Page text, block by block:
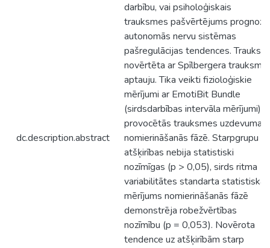
dc.description.abstract
darbību, vai psiholoģiskais
trauksmes pašvērtējums prognozē
autonomās nervu sistēmas
pašregulācijas tendences.
novērtēta ar Spīlbergera
aptauju. Tika veikti fizioloģiskie
mērījumi ar EmotiBit Bundle
(sirdsdarbības intervāla mērījumi)
provocētās trauksmes uzdevuma
nomierināšanās fāzē. Starpgrupu
atšķirības nebija statistiski
nozīmīgas (p > 0,05), sirds ritma
variabilitātes standarta
mērījums nomierināšanās fāzē
demonstrēja robežvērtības
nozīmību (p = 0,053). Novērota
tendence uz atšķirībām starp